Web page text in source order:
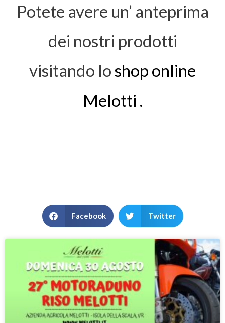
Potete avere un’ anteprima
dei nostri prodotti
visitando loshop online
Melotti .
Facebook Twitter